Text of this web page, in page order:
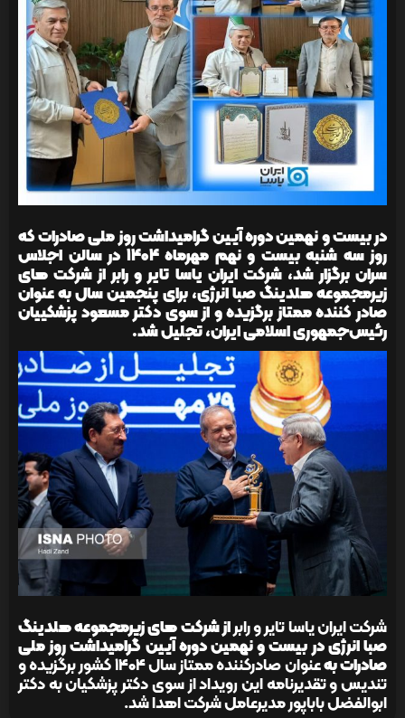
در بیست‌‍ و نهمین دوره آیین گرامیداشت روز ملی صادرات که
روز سه شنبه بیست و نهم مهرماه 1404 در سالن اجلاس
سران برگزار شد، شرکت ایران یاسا تایر و رابر از شرکت های
زیرمجموعه هلدینگ صبا انرژی، برای پنجمین سال به عنوان
صادر کننده ممتاز برگزیده و از سوی دکتر مسعود پزشکییان
رئیس‌جمهوری اسلامی ایران، تجلیل شد.
شرکت ایران یاسا تایر و رابراز شرکت های زیرمجموعه هلدینگ
صبا انرژیدر بیست‌‍ و نهمین دوره آیین گرامیداشت روز ملی
صادرات به عنوان صادرکننده ممتاز سال ۱۴۰۴ کشور برگزیده و
تندیس و تقدیرنامه این رویداد از سوی دکتر پزشکیان به دکتر
ابوالفضل باباپور مدیرعامل شرکت اهدا شد.